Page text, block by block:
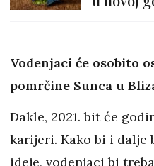
Vodenjaci će osobito
pomrčine Sunca u
Dakle, 2021. bit će
karijeri. Kako bi i
ideje, vodenjaci bi